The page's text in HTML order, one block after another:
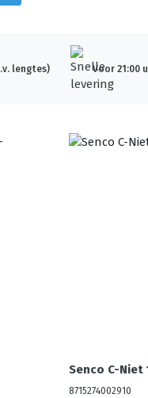
lengtes) Voor 21:00
Senco C-Niet
8715274002910